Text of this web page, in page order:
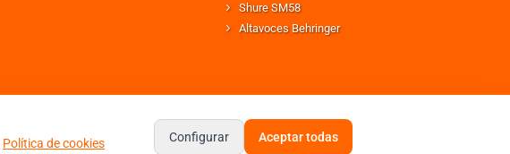
Shure SM58
Altavoces Behringer
Política de cookies Configurar Aceptar todas